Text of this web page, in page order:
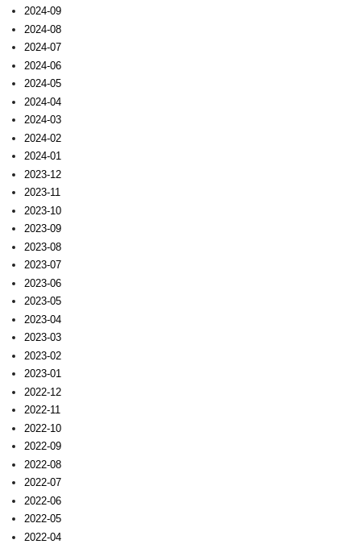
2024-09
2024-08
2024-07
2024-06
2024-05
2024-04
2024-03
2024-02
2024-01
2023-12
2023-11
2023-10
2023-09
2023-08
2023-07
2023-06
2023-05
2023-04
2023-03
2023-02
2023-01
2022-12
2022-11
2022-10
2022-09
2022-08
2022-07
2022-06
2022-05
2022-04